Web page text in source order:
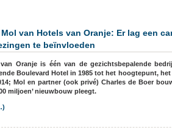
Merz
in
Mol van Hotels van Oranje: Er lag een
te beïnvloeden
Oranje is één van de gezichtsbepalende
Boulevard Hotel in 1985 tot het hoogtepunt,
Mol en partner (ook privé) Charles de Boer
miljoen’ nieuwbouw pleegt.